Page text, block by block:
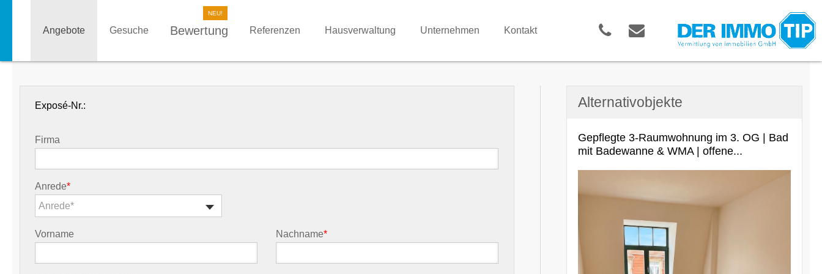
Angebote Gesuche Bewertung Referenzen Hausverwaltung Unternehmen Kontakt
Exposé-Nr.:
Firma
Anrede*
Anrede*
Vorname Nachname*
Alternativobjekte
Gepflegte 3-Raumwohnung im 3. OG | Bad
mit Badewanne & WMA | offene...